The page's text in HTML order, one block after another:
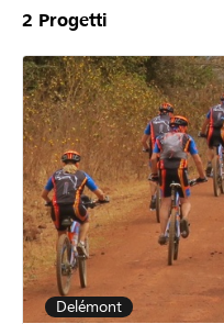
2 Progetti
Delémont